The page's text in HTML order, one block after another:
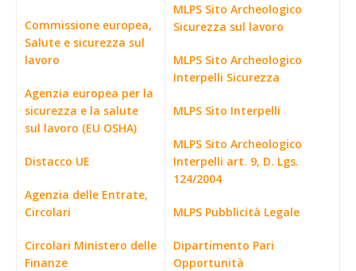
Commissione europea,
Salute e sicurezza sul
lavoro
Agenzia europea per la
sicurezza e la salute
sul lavoro (EU OSHA)
Distacco UE
Agenzia delle Entrate,
Circolari
Circolari Ministero delle
Finanze
MLPS Sito Archeologico
Sicurezza sul lavoro
MLPS Sito Archeologico
Interpelli Sicurezza
MLPS Sito Interpelli
MLPS Sito Archeologico
Interpelli art. 9, D. Lgs.
124/2004
MLPS Pubblicità Legale
Dipartimento Pari
Opportunità